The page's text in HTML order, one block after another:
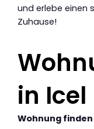
und erlebe einen
Zuhause!
in Icel
Wohnung finden